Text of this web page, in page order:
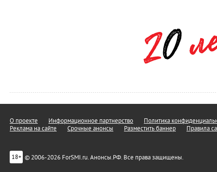
О проекте Информационное партнерство
Политика
Реклама на сайте
Срочные анонсы Разместить баннер Правила
18+ © 2006-2026 ForSMI.ru. Анонсы.РФ. Все права защищены.